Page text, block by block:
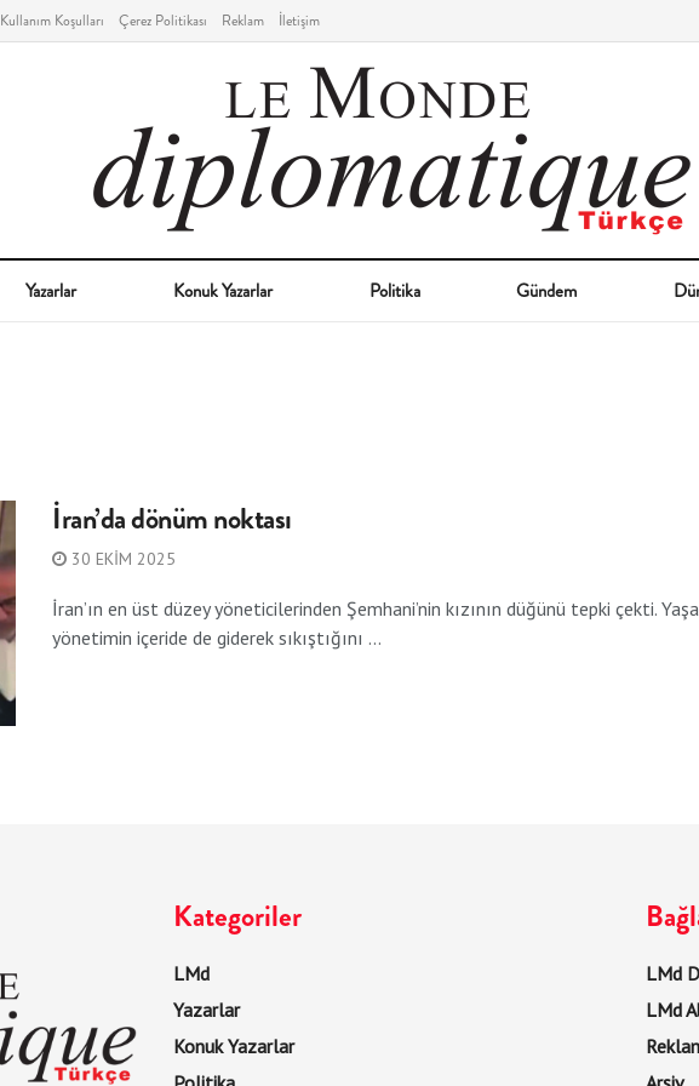
Kullanım Koşulları Çerez Politikası Reklam İletişim
Yazarlar Konuk Yazarlar Politika Gündem
İran’da dönüm noktası
30 EKIM 2025
İran’ın en üst düzey yöneticilerinden Şemhani’nin kızının düğünü tepki çekti.
yönetimin içeride de giderek sıkıştığını ...
Kategoriler
LMd
Yazarlar
Konuk Yazarlar
LMd
LMd